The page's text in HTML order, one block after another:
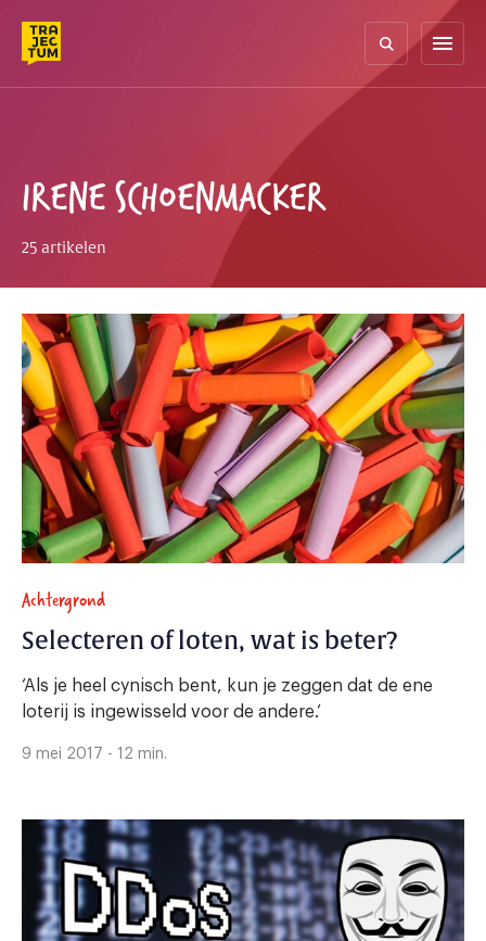
content
menu
IRENE SCHOENMACKER
25 artikelen
Achtergrond
Selecteren of loten, wat is beter?
‘Als je heel cynisch bent, kun je zeggen dat de ene
loterij is ingewisseld voor de andere.’
9 mei 2017 - 12 min.